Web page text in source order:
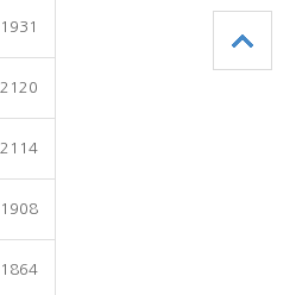
1931
2120
2114
1908
1864